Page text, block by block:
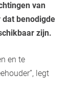
van
benodigde
zijn.
en te
legt